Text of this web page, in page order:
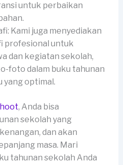
untuk perbaikan
Kami juga menyediakan
profesional untuk
dan kegiatan sekolah,
foto dalam buku tahunan
yang optimal.
, Anda bisa
sekolah yang
dan akan
masa. Mari
tahunan sekolah Anda